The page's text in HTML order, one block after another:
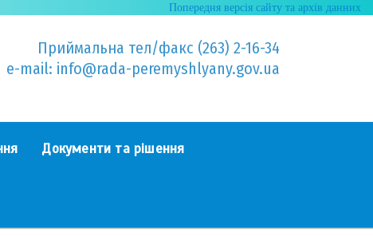
Попередня версія сайту та архів данних
Приймальна тел/факс (263) 2-16-34
e-mail: info@rada-peremyshlyany.gov.ua
Документи та рішення